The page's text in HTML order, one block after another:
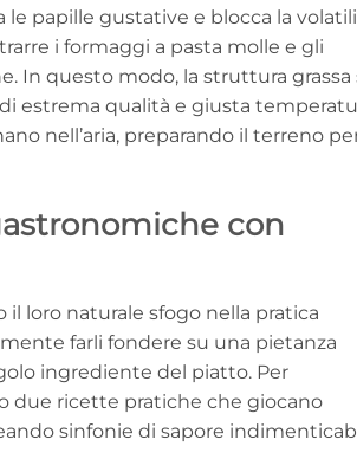
papille gustative e blocca la
i formaggi a pasta molle e gli
In questo modo, la struttura grassa
estrema qualità e giusta
nell’aria, preparando il terreno
con
loro naturale sfogo nella pratica
farli fondere su una pietanza
ingrediente del piatto. Per
due ricette pratiche che giocano
sinfonie di sapore